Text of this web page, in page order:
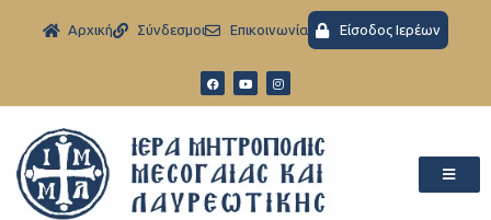
Aρχική Σύνδεσμοι Eπικοινωνία Είσοδος Ιερέων